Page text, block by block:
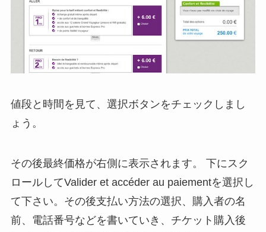
値段と時間を見て、選択ボタンをチェックしまし
ょう。
その後最終価格が右側に表示されます。 下にスク
ロールしてValider et accéder au paiementを選択し
て下さい。その後支払い方法の選択、購入者の名
前、電話番号などを書いていき、チケット購入後